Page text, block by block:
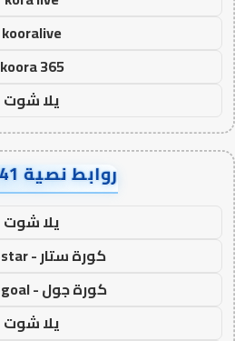
kooralive
koora 365
يلا شوت
روابط نصية AA90141
يلا شوت
كورة ستار - koora-star
كورة جول - koora-goal
يلا شوت